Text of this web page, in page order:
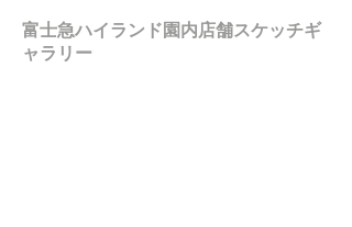
富士急ハイランド園内店舗スケッチギ
ャラリー